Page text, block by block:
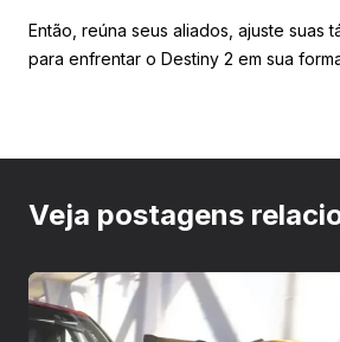
Então, reúna seus aliados, ajuste suas
para enfrentar o Destiny 2 em sua
Veja postagens